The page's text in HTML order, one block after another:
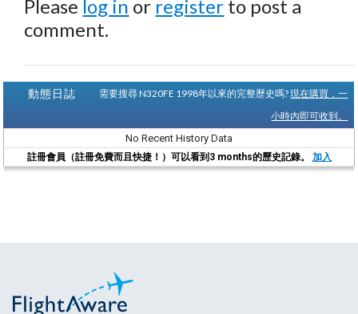
Please log in or register to post a
comment.
動態日誌 需要搜尋 N320FE 1998年以來的完整歷史嗎?現在購買，一
小時內即可收到。
No Recent History Data
註冊會員（註冊免費而且快捷！）可以看到3 months的歷史記錄。 加入